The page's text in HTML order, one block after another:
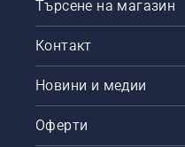
Търсене на магазин
Контакт
Новини и медии
Оферти